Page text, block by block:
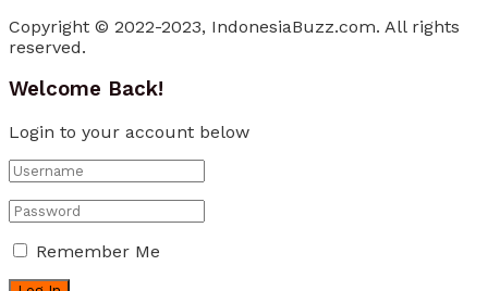
Copyright © 2022-2023, IndonesiaBuzz.com. All rights
reserved.
Welcome Back!
Login to your account below
Remember Me